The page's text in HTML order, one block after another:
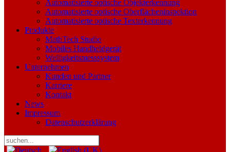
Automatisierte optische Objekterkennung
Automatisierte optische Oberflächeninspektion
Automatisierte optische Texterkennung
Produkte
MathTech Studio
Mobiles Handheldgerät
Welligkeitsmesssystem
Unternehmen
Kunden und Partner
Karriere
Kontakt
News
Impressum
Datenschutzerklärung